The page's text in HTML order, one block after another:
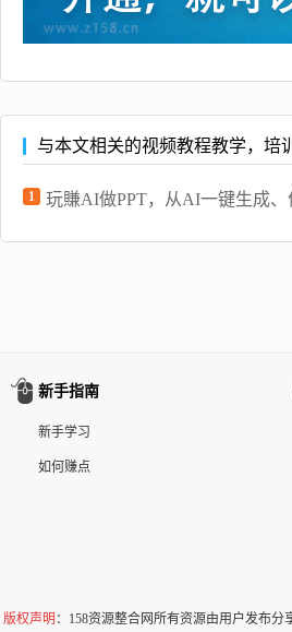
与本文相关的视频教程教学，培
1 玩賺AI做PPT，从AI一键生成
新手指南
新手学习
如何赚点
版权声明 ：158资源整合网所有资源由用户发布